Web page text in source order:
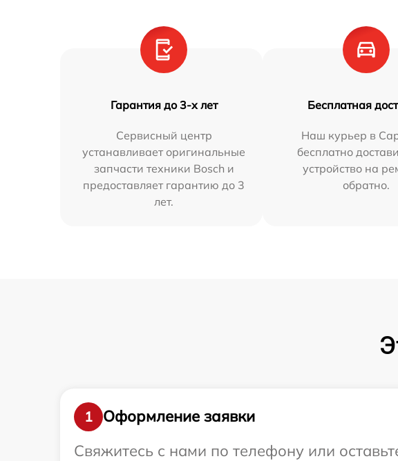
Гарантия до 3-х лет
Сервисный центр
устанавливает оригинальные
запчасти техники Bosch и
предоставляет гарантию до 3
лет.
Бесплатная
Наш курьер в
бесплатно
устройство на
обратно.
1
Оформление заявки
Свяжитесь с нами по телефону или